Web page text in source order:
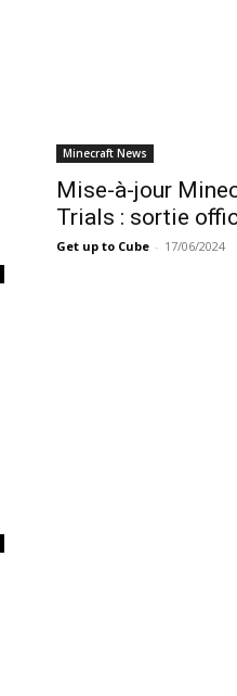
Minecraft News
Mise-à-jour
Trials : sortie
Get up to Cube - 17/06/2024